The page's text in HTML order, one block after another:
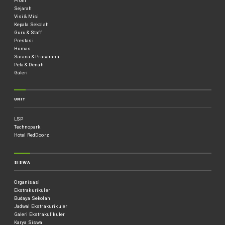
Sejarah
Visi & Misi
Kepala Sekolah
Guru & Staff
Prestasi
Humas
Sarana & Prasarana
Peta & Denah
Galeri
UNIT
LSP
Technopark
Hotel RedDoorz
SISWA
Organisasi
Ekstrakurikuler
Budaya Sekolah
Jadwal Ekstrakurikuler
Galeri Ekstrakulikuler
Karya Siswa